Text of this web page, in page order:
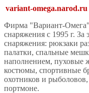
variant-omega.narod.ru
Фирма "Вариант-Омега"
снаряжения с 1995 г. За
снаряжения: рюкзаки
палатки, спальные
наполнением, пуховые
костюмы, спортивные
охотников и
портмоне.